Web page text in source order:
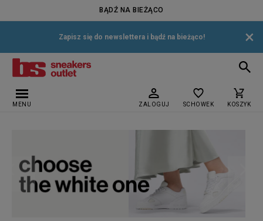
BĄDŹ NA BIEŻĄCO
Zapisz się do newslettera i bądź na bieżąco! ×
MENU ZALOGUJ SCHOWEK KOSZYK